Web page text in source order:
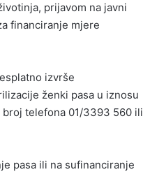
prijavom na javni
financiranje mjere
izvrše
ženki pasa u iznosu
broj telefona 01/3393 560 ili
pasa ili na sufinanciranje